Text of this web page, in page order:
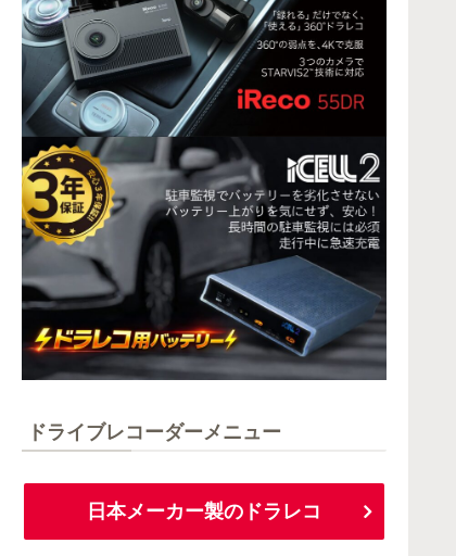
ドライブレコーダーメニュー
日本メーカー製のドラレコ